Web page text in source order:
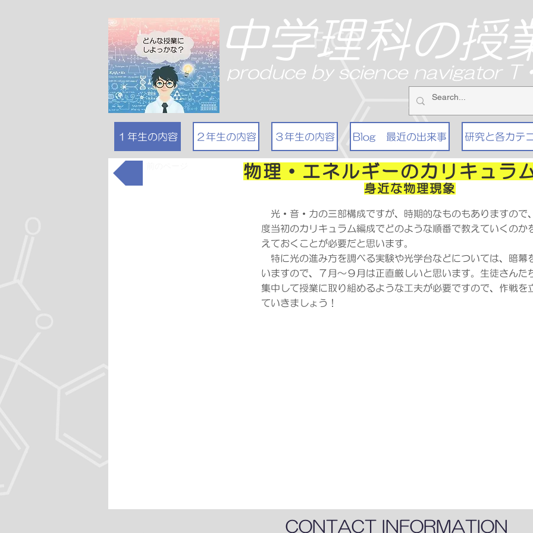
中学理科の授
produce by science navigator T
１年生の内容 ２年生の内容 ３年生の内容 Blog 最近の出来事 研究と各カテ
物理・エネルギーのカリキュラ
身近な物理現象
光・音・力の三部構成ですが、時期的なものもありますので
度当初のカリキュラム編成でどのような順番で教えていくのか
えておくことが必要だと思います。
特に光の進み方を調べる実験や光学台などについては、暗幕
いますので、７月～９月は正直厳しいと思います。生徒さんた
集中して授業に取り組めるような工夫が必要ですので、作戦を
ていきましょう！
CONTACT INFORMATION